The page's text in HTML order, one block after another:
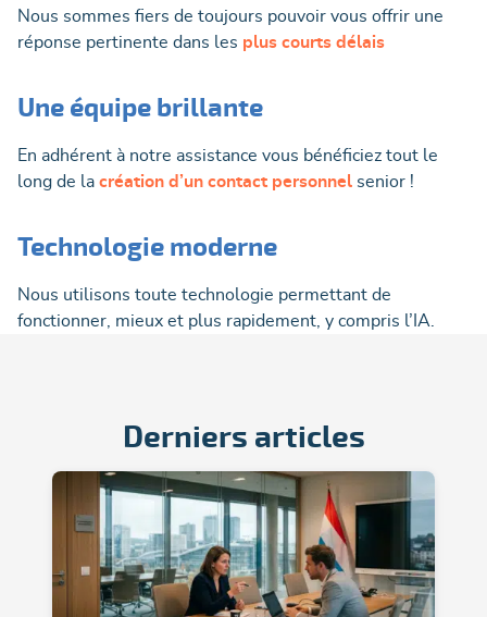
Nous sommes fiers de toujours pouvoir vous offrir une
réponse pertinente dans les plus courts délais
Une équipe brillante
En adhérent à notre assistance vous bénéficiez tout le
long de la création d’un contact personnel senior !
Technologie moderne
Nous utilisons toute technologie permettant de
fonctionner, mieux et plus rapidement, y compris l’IA.
Derniers articles